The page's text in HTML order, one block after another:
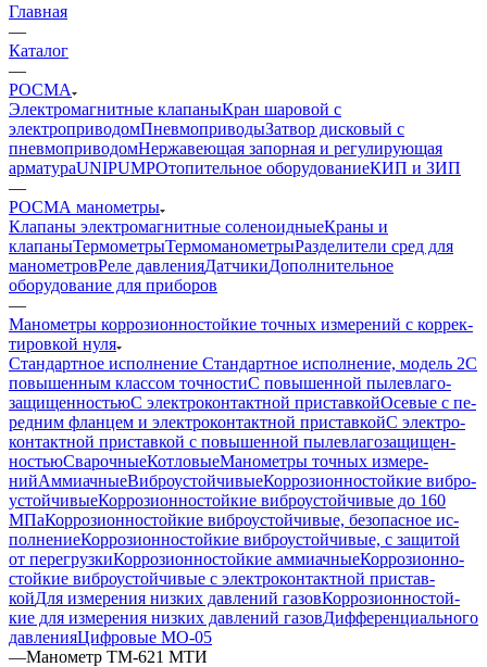
Главная
—
Каталог
—
РОСМА
Электромагнитные клапаныКран шаровой с
электроприводомПневмоприводыЗатвор дисковый с
пневмоприводомНержавеющая запорная и регулирующая
арматураUNIPUMPОтопительное оборудованиеКИП и ЗИП
—
РОСМА манометры
Клапаны электромагнитные соленоидныеКраны и
клапаныТермометрыТермоманометрыРазделители сред для
манометровРеле давленияДатчикиДополнительное
оборудование для приборов
—
Манометры кор­ро­зи­он­но­стой­кие точ­ных изме­ре­ний с кор­рек­
ти­ров­кой нуля
Стандартное исполнение Стандартное исполнение, модель 2С
по­вы­шен­ным клас­сом точностиС по­вы­шен­ной пы­ле­вла­го­
защи­щен­ностьюС элек­тро­кон­такт­ной при­став­койОсе­вые с пе­
ред­ним флан­цем и элек­тро­кон­такт­ной приставкойС элек­тро­
контакт­ной при­став­кой с по­вы­шен­ной пыле­вла­го­за­щи­щен­
ностьюСварочныеКотловыеМанометры точ­ных изме­ре­
нийАммиачныеВиб­ро­ус­той­чи­выеКор­ро­зи­он­но­стой­кие виб­ро­
ус­той­чи­выеКор­ро­зи­он­но­стой­кие виб­ро­ус­той­чи­вые до 160
МПаКор­ро­зи­он­но­стой­кие виб­ро­ус­той­чи­вые, бе­зо­пас­ное ис­
пол­не­ниеКор­ро­зи­он­но­стой­кие виб­ро­ус­той­чи­вые, с за­щи­той
от пе­ре­груз­киКор­ро­зи­он­но­стой­кие ам­ми­ач­ныеКор­ро­зи­он­но­
стой­кие виб­ро­ус­той­чи­вые с элек­тро­кон­такт­ной при­став­
койДля изме­ре­ния низ­ких дав­ле­ний га­зовКор­ро­зи­он­но­стой­
кие для изме­ре­ния низ­ких дав­ле­ний га­зовДиф­фе­рен­ци­аль­но­го
дав­ле­нияЦиф­ро­вые МО-05
—Манометр ТМ-621 МТИ